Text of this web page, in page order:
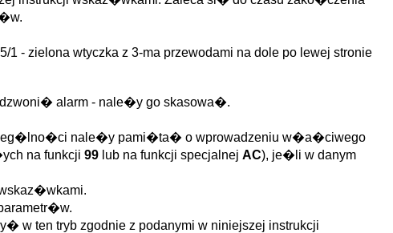
- zielona wtyczka z 3-ma przewodami na dole po lewej stronie
alarm - nale�y go skasowa�.
nale�y pami�ta� o wprowadzeniu w�a�ciwego
na funkcji 99 lub na funkcji specjalnej AC), je�li w danym
w ten tryb zgodnie z podanymi w niniejszej instrukcji